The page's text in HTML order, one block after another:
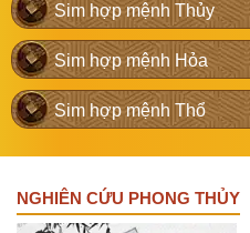
Sim hợp mệnh Thủy
Sim hợp mệnh Hỏa
Sim hợp mệnh Thổ
NGHIÊN CỨU PHONG THỦY